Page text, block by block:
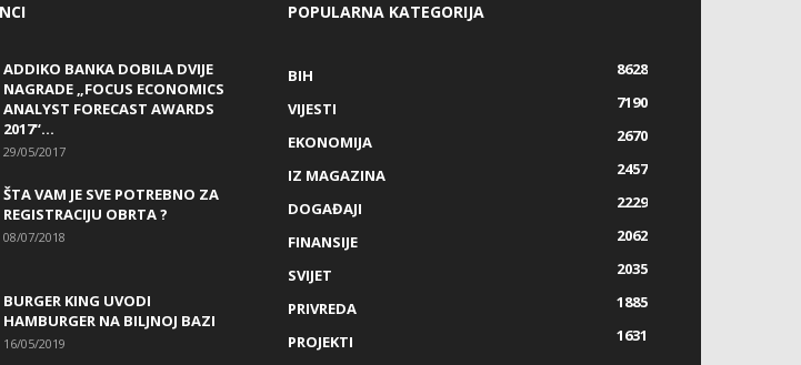
ADDIKO BANKA DOBILA DVIJE
NAGRADE „FOCUS ECONOMICS
ANALYST FORECAST AWARDS
2017“...
29/05/2017
ŠTA VAM JE SVE POTREBNO ZA
REGISTRACIJU OBRTA ?
08/07/2018
BURGER KING UVODI
HAMBURGER NA BILJNOJ BAZI
16/05/2019
POPULARNA KATEGORIJA
BIH
8628
VIJESTI
7190
EKONOMIJA
2670
IZ MAGAZINA
2457
DOGAĐAJI
2229
FINANSIJE
2062
SVIJET
2035
PRIVREDA
1885
PROJEKTI
1631